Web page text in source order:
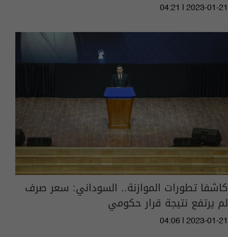
04:21 | 2023-01-21
كاشفا تطورات الموازنة.. السوداني: سعر صرف
لم يرتفع نتيجة قرار حكومي
04:06 | 2023-01-21